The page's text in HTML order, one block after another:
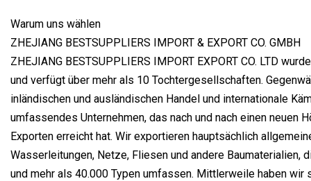
Warum uns wählen
ZHEJIANG BESTSUPPLIERS IMPORT & EXPORT CO. GMBH
ZHEJIANG BESTSUPPLIERS IMPORT EXPORT CO. LTD
und verfügt über mehr als 10 Tochtergesellschaften.
inländischen und ausländischen Handel und internationale
umfassendes Unternehmen, das nach und nach einen neuen
Exporten erreicht hat. Wir exportieren hauptsächlich
Wasserleitungen, Netze, Fliesen und andere Baumaterialien,
und mehr als 40.000 Typen umfassen. Mittlerweile haben wir